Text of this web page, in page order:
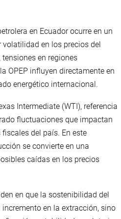
en Ecuador ocurre en un
en los precios del
en regiones
OPEP influyen directamente en
energético internacional.
Intermediate (WTI), referencia
fluctuaciones que impactan
del país. En este
se convierte en una
caídas en los precios
en que la sostenibilidad del
en la extracción, sino